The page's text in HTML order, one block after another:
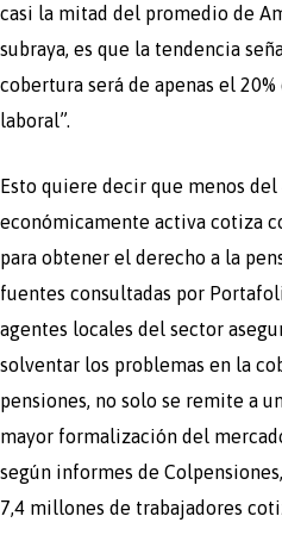
casi la mitad del promedio de
subraya, es que la tendencia
cobertura será de apenas el
laboral”.
Esto quiere decir que menos
económicamente activa cotiza
para obtener el derecho a la
fuentes consultadas por
agentes locales del sector
solventar los problemas en la
pensiones, no solo se remite a
mayor formalización del
según informes de
7,4 millones de trabajadores